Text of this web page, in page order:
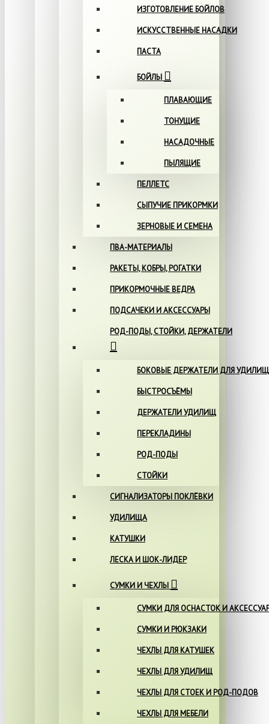
ИЗГОТОВЛЕНИЕ БОЙЛОВ
ИСКУССТВЕННЫЕ НАСАДКИ
ПАСТА
БОЙЛЫ
ПЛАВАЮЩИЕ
ТОНУЩИЕ
НАСАДОЧНЫЕ
ПЫЛЯЩИЕ
ПЕЛЛЕТС
СЫПУЧИЕ ПРИКОРМКИ
ЗЕРНОВЫЕ И СЕМЕНА
ПВА-МАТЕРИАЛЫ
РАКЕТЫ, КОБРЫ, РОГАТКИ
ПРИКОРМОЧНЫЕ ВЕДРА
ПОДСАЧЕКИ И АКСЕССУАРЫ
РОД-ПОДЫ, СТОЙКИ, ДЕРЖАТЕЛИ
БОКОВЫЕ ДЕРЖАТЕЛИ ДЛЯ УДИЛИЩ
БЫСТРОСЪЁМЫ
ДЕРЖАТЕЛИ УДИЛИЩ
ПЕРЕКЛАДИНЫ
РОД-ПОДЫ
СТОЙКИ
СИГНАЛИЗАТОРЫ ПОКЛЁВКИ
УДИЛИЩА
КАТУШКИ
ЛЕСКА И ШОК-ЛИДЕР
СУМКИ И ЧЕХЛЫ
СУМКИ ДЛЯ ОСНАСТОК И
СУМКИ И РЮКЗАКИ
ЧЕХЛЫ ДЛЯ КАТУШЕК
ЧЕХЛЫ ДЛЯ УДИЛИЩ
ЧЕХЛЫ ДЛЯ СТОЕК И РОД-ПОДОВ
ЧЕХЛЫ ДЛЯ МЕБЕЛИ